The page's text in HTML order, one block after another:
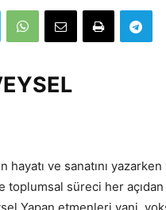
hayatı ve sanatını yazarken
toplumsal süreci her